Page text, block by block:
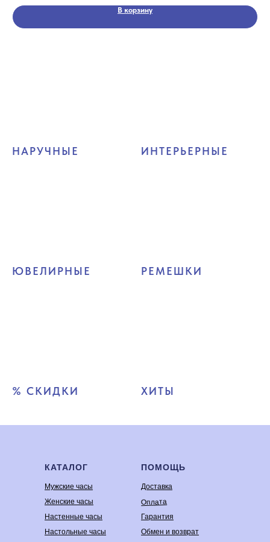
В корзину
НАРУЧНЫЕ ИНТЕРЬЕРНЫЕ
ЮВЕЛИРНЫЕ РЕМЕШКИ
% СКИДКИ ХИТЫ
КАТАЛОГ
Мужские часы
Женские часы
Настенные часы
Настольные часы
ПОМОЩЬ
Доставка
Оплата
Гарантия
Обмен и возврат